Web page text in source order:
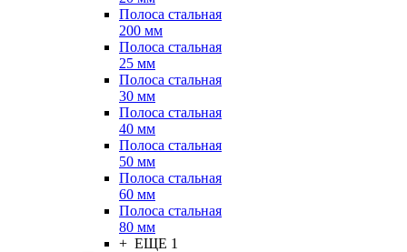
Полоса стальная
200 мм
Полоса стальная
25 мм
Полоса стальная
30 мм
Полоса стальная
40 мм
Полоса стальная
50 мм
Полоса стальная
60 мм
Полоса стальная
80 мм
+ ЕЩЕ 1